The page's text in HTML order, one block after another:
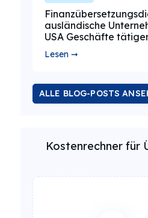
ausländische
USA Geschäfte
Lesen ➞
ALLE BLOG-POSTS
Kostenrechner für